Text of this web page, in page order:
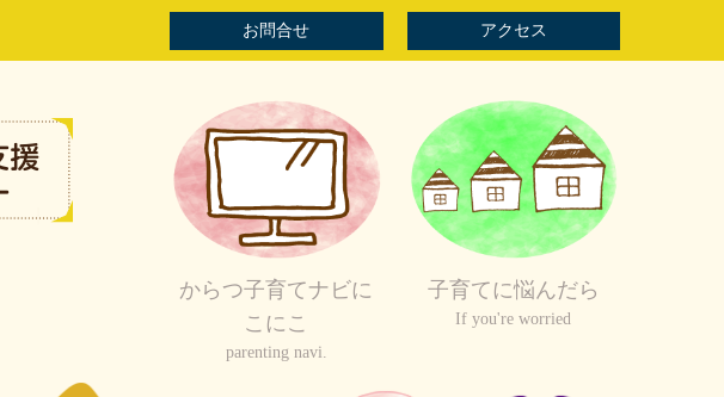
お問合せ アクセス
からつ子育てナビに
こにこ
parenting navi.
子育てに悩んだら
If you're worried